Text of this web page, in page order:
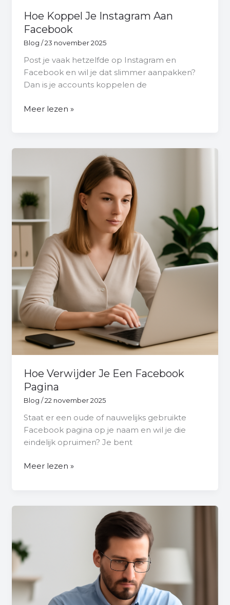
Hoe Koppel Je Instagram Aan
Facebook
Blog /23 november 2025
Post je vaak hetzelfde op Instagram en
Facebook en wil je dat slimmer aanpakken?
Dan is je accounts koppelen de
Meer lezen »
Hoe Verwijder Je Een Facebook
Pagina
Blog /22 november 2025
Staat er een oude of nauwelijks gebruikte
Facebook pagina op je naam en wil je die
eindelijk opruimen? Je bent
Je
Een
Facebook
Pagina
Meer lezen »
Voor
Facebook